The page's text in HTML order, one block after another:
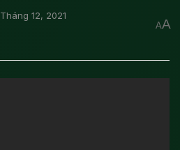
12, 2021
AA